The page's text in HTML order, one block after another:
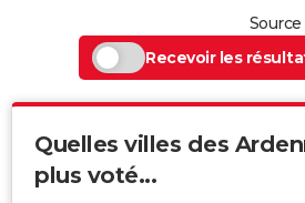
Source
Recevoir les
Quelles villes des
plus voté...